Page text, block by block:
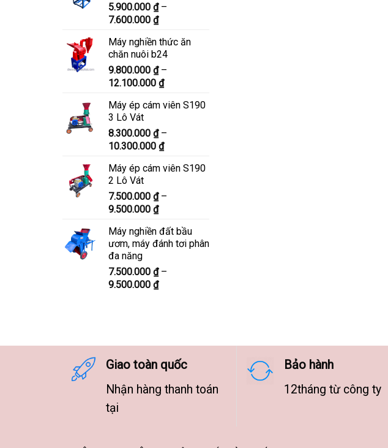
đến
8.200.000 ₫
5.900.000 ₫ –
7.600.000 ₫Khoảng
từ
5.900.000 ₫
đến
7.600.000 ₫
Máy nghiền thức ăn
chăn nuôi b24
9.800.000 ₫ –
12.100.000 ₫Khoảng
từ
đến
12.100.000 ₫
Máy ép cám viên S190
3 Lô Vát
8.300.000 ₫ –
10.300.000 ₫Khoảng
từ
đến
Máy ép cám viên S190
2 Lô Vát
7.500.000 ₫ –
9.500.000 ₫Khoảng
từ
7.500.000 ₫
9.500.000 ₫
Máy nghiền đất bầu
ươm, máy đánh tơi phân
đa năng
7.500.000 ₫ –
9.500.000 ₫Khoảng
9.500.000 ₫
Giao toàn quốc
Nhận hàng thanh toán
tại
Bảo hành
12tháng từ công ty